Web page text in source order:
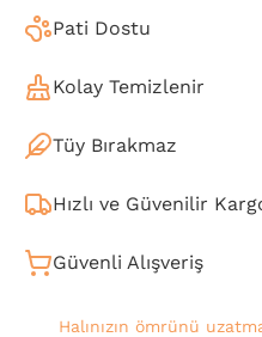
Pati Dostu
Kolay Temizlenir
Tüy Bırakmaz
Hızlı ve Güvenilir
Güvenli Alışveriş
Halınızın ömrünü